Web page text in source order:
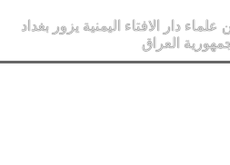
دار الافتاء اليمنية يزور بغداد
العراق